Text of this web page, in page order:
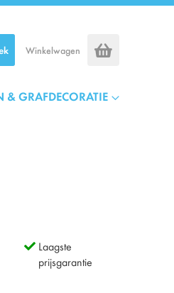
Winkelwagen
GRAFDECORATIE
Laagste
prijsgarantie